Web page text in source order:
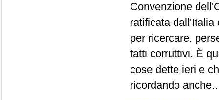
Convenzione
ratificata dall'Italia
per ricercare,
fatti corruttivi. È
cose dette ieri e
ricordando